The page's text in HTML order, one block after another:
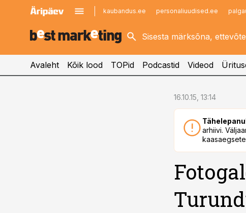
kaubandus.ee personaliuudised.ee
kinnisvarauudised.ee
logistikauudised.ee
imelineajalugu.ee
Avaleht Kõik lood TOPid Podcastid Videod
16.10.15, 13:14
arhiivi.